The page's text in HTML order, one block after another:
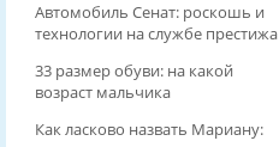
Автомобиль Сенат: роскошь и
технологии на службе престижа
33 размер обуви: на какой
возраст мальчика
Как ласково назвать Мариану: